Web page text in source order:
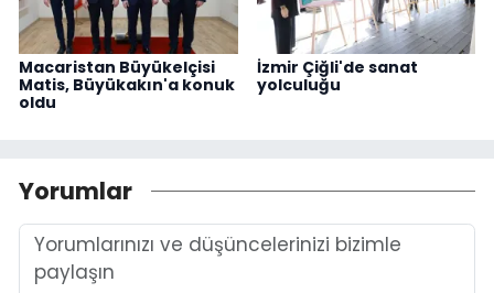
Macaristan Büyükelçisi
Matis, Büyükakın'a konuk
oldu
İzmir Çiğli'de sanat
yolculuğu
Yorumlar